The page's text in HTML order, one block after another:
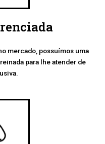
mercado, possuímos uma
para lhe atender de